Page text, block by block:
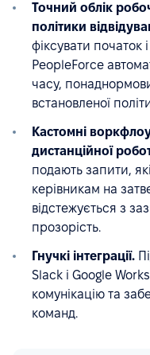
Точний облік
політики
фіксувати початок
PeopleForce
часу,
встановленої
Кастомні
дистанційної
подають запити,
керівникам на
відстежується з
прозорість.
Гнучкі інтеграції.
Slack і Google
комунікацію та
команд.